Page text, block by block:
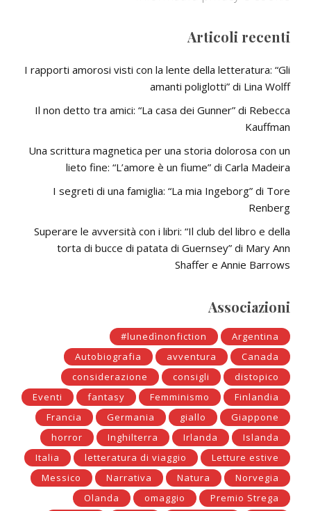
Articoli recenti
I rapporti amorosi visti con la lente della letteratura: “Gli
amanti poliglotti” di Lina Wolff
Il non detto tra amici: “La casa dei Gunner” di Rebecca
Kauffman
Una scrittura magnetica per una storia dolorosa con un
lieto fine: “L’amore è un fiume” di Carla Madeira
I segreti di una famiglia: “La mia Ingeborg” di Tore
Renberg
Superare le avversità con i libri: “Il club del libro e della
torta di bucce di patata di Guernsey” di Mary Ann
Shaffer e Annie Barrows
Associazioni
#lunedìnonfiction
Argentina
Autobiografia
avventura
Canada
considerazione
consigli
distopico
Eventi
fantasy Femminismo
Finlandia
Francia
Germania giallo
Giappone
horror
Inghilterra Irlanda
Islanda
Italia
letteratura di viaggio
Letture estive
Messico
Narrativa Natura
Norvegia
Olanda
omaggio
Premio Strega